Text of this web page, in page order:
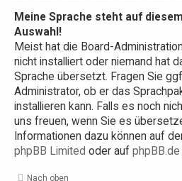
Meine Sprache steht auf
Auswahl!
Meist hat die Board-
nicht installiert oder niemand hat
Sprache übersetzt. Fragen Sie
Administrator, ob er das
installieren kann. Falls es noch
uns freuen, wenn Sie es
Informationen dazu können auf
phpBB Limited oder auf phpBB.de
Nach oben